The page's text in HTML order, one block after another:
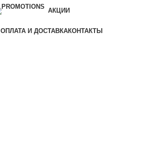
АКЦИИ
ОПЛАТА И ДОСТАВКАКОНТАКТЫ